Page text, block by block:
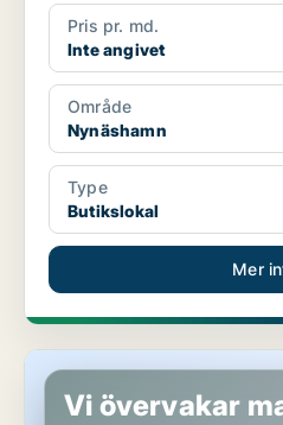
Pris pr. md.
Inte angivet
Område
Nynäshamn
Type
Butikslokal
Mer
Industrilokal i Nynäshamn
Vi övervakar